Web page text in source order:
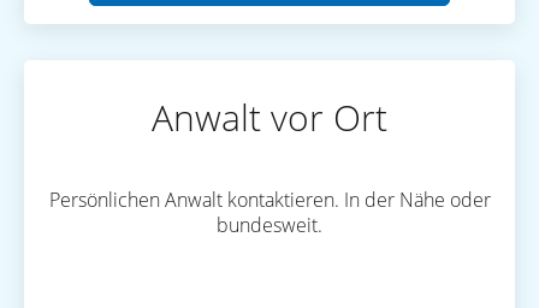
Anwalt vor Ort
Persönlichen Anwalt kontaktieren. In der Nähe oder
bundesweit.